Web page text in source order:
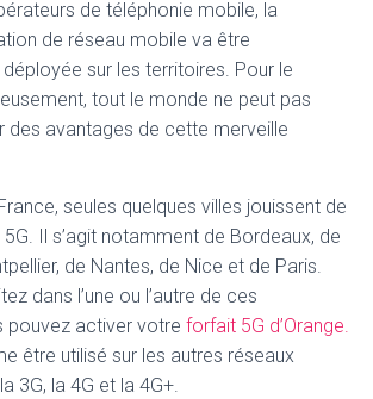
de téléphonie mobile, la
de réseau mobile va être
sur les territoires. Pour le
tout le monde ne peut pas
des avantages de cette merveille
seules quelques villes jouissent de
Il s’agit notamment de Bordeaux, de
de Nantes, de Nice et de Paris.
dans l’une ou l’autre de ces
pouvez activer votre forfait 5G d’Orange.
être utilisé sur les autres réseaux
3G, la 4G et la 4G+.